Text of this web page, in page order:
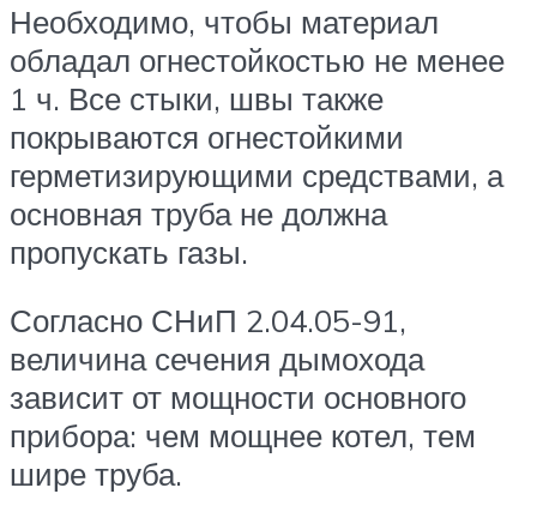
Необходимо, чтобы материал
обладал огнестойкостью не менее
1 ч. Все стыки, швы также
покрываются огнестойкими
герметизирующими средствами, а
основная труба не должна
пропускать газы.
Согласно СНиП 2.04.05-91,
величина сечения дымохода
зависит от мощности основного
прибора: чем мощнее котел, тем
шире труба.